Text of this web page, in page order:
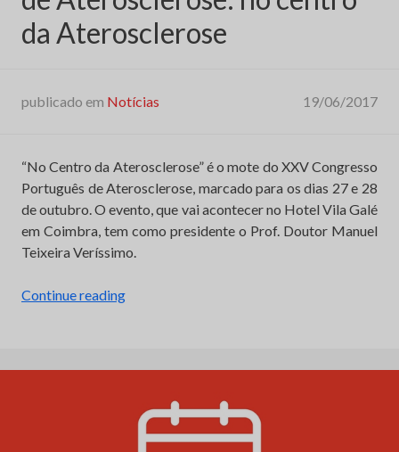
da Aterosclerose
publicado em Notícias 19/06/2017
“No Centro da Aterosclerose” é o mote do XXV Congresso
Português de Aterosclerose, marcado para os dias 27 e 28
de outubro. O evento, que vai acontecer no Hotel Vila Galé
em Coimbra, tem como presidente o Prof. Doutor Manuel
Teixeira Veríssimo.
Continue reading“XXV
centro